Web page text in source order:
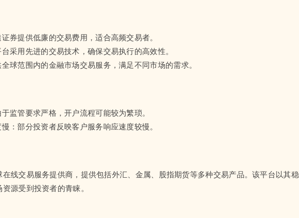
券提供低廉的交易费用，适合高频交易者。
采用先进的交易技术，确保交易执行的高效性。
球范围内的金融市场交易服务，满足不同市场的需求。
监管要求严格，开户流程可能较为繁琐。
：部分投资者反映客户服务响应速度较慢。
线交易服务提供商，提供包括外汇、金属、股指期货等多种交易产品。该平台以其稳
源受到投资者的青睐。